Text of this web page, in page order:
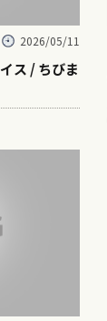
2026/05/11
ス / ちびま